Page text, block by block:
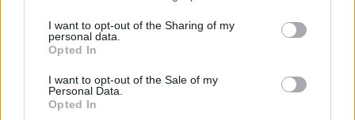
I want to opt-out of the Sharing of my
personal data.
Opted In
I want to opt-out of the Sale of my
Personal Data.
Opted In